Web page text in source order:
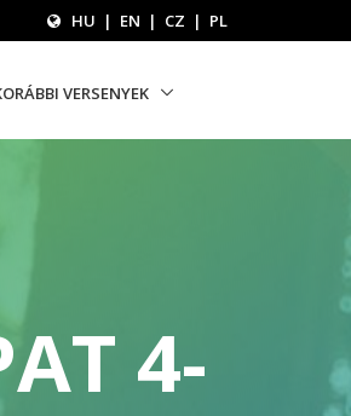
HU | EN | CZ | PL
VERSENYEK
4-